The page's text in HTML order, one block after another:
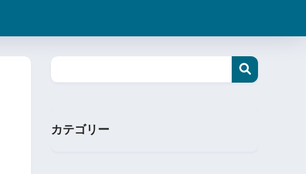
カテゴリー